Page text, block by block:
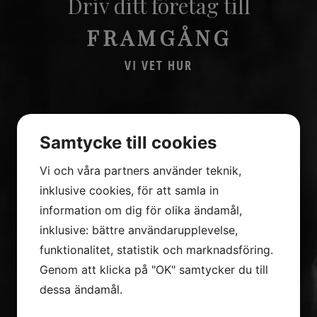
FRAMGÅNG
VI VET HUR
Samtycke till cookies
Vi och våra partners använder teknik,
inklusive cookies, för att samla in
information om dig för olika ändamål,
inklusive: bättre användarupplevelse,
funktionalitet, statistik och marknadsföring.
Genom att klicka på "OK" samtycker du till
dessa ändamål.